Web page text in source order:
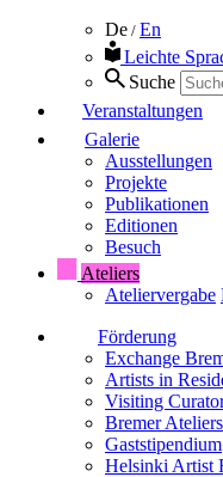
De / En
Leichte
Suche
Veranstaltungen
Galerie
Ausstellungen
Projekte
Publikationen
Editionen
Besuch
Ateliers
Ateliervergabe
Förderung
Exchange
Artists in
Visiting
Bremer
Gaststipendium
Helsinki Artist